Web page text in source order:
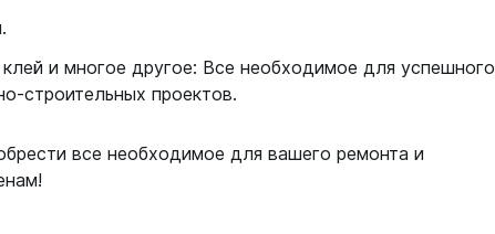
и многое другое: Все необходимое для успешного
строительных проектов.
все необходимое для вашего ремонта и